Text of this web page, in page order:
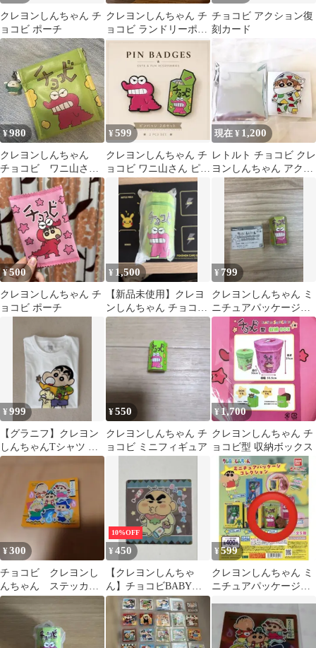
クレヨンしんちゃん チ
ョコビ ポーチ
クレヨンしんちゃん チ
ョコビ ランドリーポー
チ 新品
チョコビ アクション復
刻カード
¥980
クレヨンしんちゃん
チョコビ ワニ山さ
ん パスケース コイ
ンケース ポーチ
¥599
クレヨンしんちゃん チ
ョコビ ワニ山さん ピン
バッジ
現在 ¥ 1,200
レトルト チョコビ クレ
ヨンしんちゃん アクリ
ルブロック
¥500
クレヨンしんちゃん チ
ョコビ ポーチ
¥ 1,500
【新品未使用】クレヨ
ンしんちゃん チョコビ
ペンケース ポーチ
¥ 799
クレヨンしんちゃん ミ
ニチュアパッケージコ
レクション チョコビ
¥999
【グラニフ】クレヨン
しんちゃんTシャツ チ
ョコビ
¥550
クレヨンしんちゃん チ
ョコビ ミニフィギュア
¥ 1,700
クレヨンしんちゃん チ
ョコビ型 収納ボックス
¥300
チョコビ クレヨンし
んちゃん ステッカ
ー カスカベ防衛隊
BANDAI
10%OFF
¥450
【クレヨンしんちゃ
ん】チョコビBABYし
んちゃん シール
¥599
クレヨンしんちゃん ミ
ニチュアパッケージコ
ョコビ